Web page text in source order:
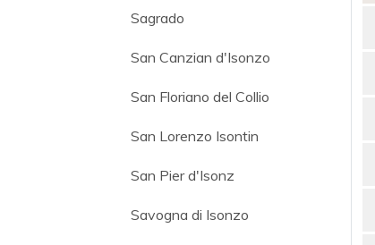
Sagrado
San Canzian d'Isonzo
San Floriano del Collio
San Lorenzo Isontin
San Pier d'Isonz
Savogna di Isonzo